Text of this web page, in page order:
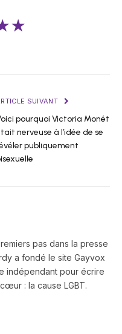
SUIVANT
pourquoi Victoria Monét
nerveuse à l’idée de se
publiquement
pas dans la presse
a fondé le site Gayvox
indépendant pour écrire
: la cause LGBT.